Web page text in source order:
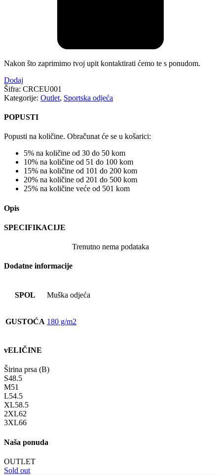
Nakon što zaprimimo tvoj upit kontaktirati ćemo te s ponudom.
Dodaj
Šifra: CRCEU001
Kategorije: Outlet, Sportska odjeća
POPUSTI
Popusti na količine. Obračunat će se u košarici:
5% na količine od 30 do 50 kom
10% na količine od 51 do 100 kom
15% na količine od 101 do 200 kom
20% na količine od 201 do 500 kom
25% na količine veće od 501 kom
Opis
SPECIFIKACIJE
Trenutno nema podataka
Dodatne informacije
SPOL Muška odjeća
GUSTOĆA 180 g/m2
vELIČINE
Širina prsa (B)
S48.5
M51
L54.5
XL58.5
2XL62
3XL66
Naša ponuda
OUTLET
Sold out